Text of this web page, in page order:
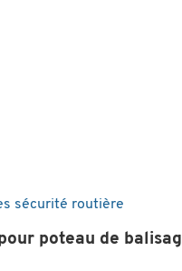
sécurité routière
poteau de